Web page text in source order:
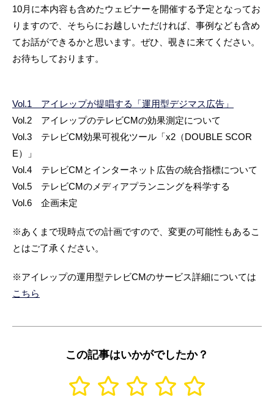
10月に本内容も含めたウェビナーを開催する予定となってお
りますので、そちらにお越しいただければ、事例なども含め
てお話ができるかと思います。ぜひ、覗きに来てください。
お待ちしております。
Vol.1 アイレップが提唱する「運用型デジマス広告」
Vol.2 アイレップのテレビCMの効果測定について
Vol.3 テレビCM効果可視化ツール「x2（DOUBLE SCOR
E）」
Vol.4 テレビCMとインターネット広告の統合指標について
Vol.5 テレビCMのメディアプランニングを科学する
Vol.6 企画未定
※あくまで現時点での計画ですので、変更の可能性もあるこ
とはご了承ください。
※アイレップの運用型テレビCMのサービス詳細については
こちら
この記事はいかがでしたか？